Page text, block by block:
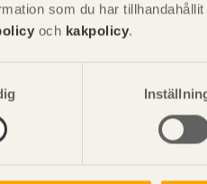
som du har
och kakpolicy.
är svensk
för att beskriva